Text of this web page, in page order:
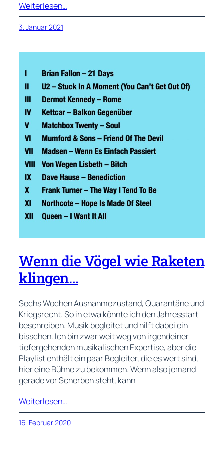
Weiterlesen…
3. Januar 2021
Wenn die Vögel wie Raketen
klingen…
Sechs Wochen Ausnahmezustand, Quarantäne und
Kriegsrecht. So in etwa könnte ich den Jahresstart
beschreiben. Musik begleitet und hilft dabei ein
bisschen. Ich bin zwar weit weg von irgendeiner
tiefergehenden musikalischen Expertise, aber die
Playlist enthält ein paar Begleiter, die es wert sind,
hier eine Bühne zu bekommen. Wenn also jemand
gerade vor Scherben steht, kann
Weiterlesen…
16. Februar 2020